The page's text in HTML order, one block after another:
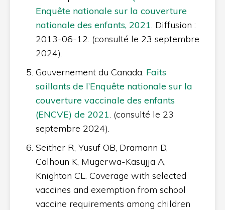
Enquête nationale sur la couverture
nationale des enfants, 2021. Diffusion :
2013-06-12. (consulté le 23 septembre
2024).
Gouvernement du Canada. Faits
saillants de l’Enquête nationale sur la
couverture vaccinale des enfants
(ENCVE) de 2021. (consulté le 23
septembre 2024).
Seither R, Yusuf OB, Dramann D,
Calhoun K, Mugerwa-Kasujja A,
Knighton CL. Coverage with selected
vaccines and exemption from school
vaccine requirements among children